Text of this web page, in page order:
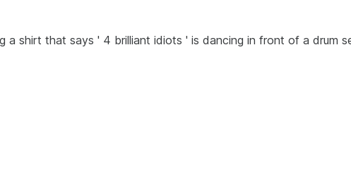
a shirt that says ' 4 brilliant idiots ' is dancing in front of a drum